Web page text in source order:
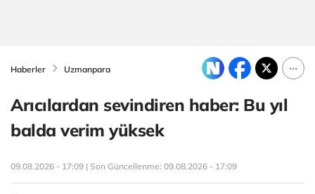
Haberler Uzmanpara
Arıcılardan sevindiren haber: Bu yıl
balda verim yüksek
09.08.2026 - 17:09 | Son Güncellenme: 09.08.2026 - 17:09